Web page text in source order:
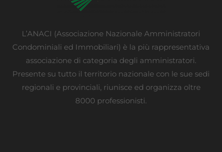
L’ANACI (Associazione Nazionale Amministratori
Condominiali ed Immobiliari) è la più rappresentativa
associazione di categoria degli amministratori.
Presente su tutto il territorio nazionale con le sue sedi
regionali e provinciali, riunisce ed organizza oltre
8000 professionisti.